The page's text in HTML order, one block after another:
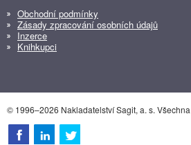
Obchodní podmínky
Zásady zpracování osobních údajů
Inzerce
Knihkupci
© 1996–2026 Nakladatelství Sagit, a. s.